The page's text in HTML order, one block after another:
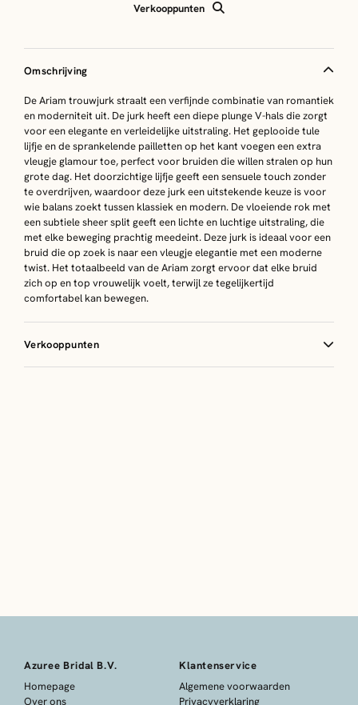
Verkooppunten
Omschrijving
De Ariam trouwjurk straalt een verfijnde combinatie van romantiek
en moderniteit uit. De jurk heeft een diepe plunge V-hals die zorgt
voor een elegante en verleidelijke uitstraling. Het geplooide tule
lijfje en de sprankelende pailletten op het kant voegen een extra
vleugje glamour toe, perfect voor bruiden die willen stralen op hun
grote dag. Het doorzichtige lijfje geeft een sensuele touch zonder
te overdrijven, waardoor deze jurk een uitstekende keuze is voor
wie balans zoekt tussen klassiek en modern. De vloeiende rok met
een subtiele sheer split geeft een lichte en luchtige uitstraling, die
met elke beweging prachtig meedeint. Deze jurk is ideaal voor een
bruid die op zoek is naar een vleugje elegantie met een moderne
twist. Het totaalbeeld van de Ariam zorgt ervoor dat elke bruid
zich op en top vrouwelijk voelt, terwijl ze tegelijkertijd
comfortabel kan bewegen.
Verkooppunten
Azuree Bridal B.V.
Homepage
Over ons
Klantenservice
Algemene voorwaarden
Privacyverklaring